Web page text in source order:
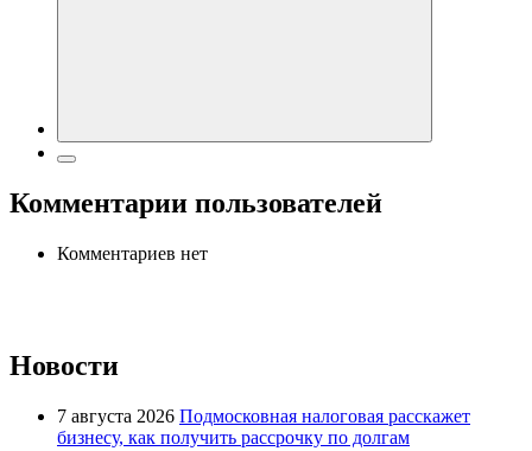
Комментарии пользователей
Комментариев нет
Новости
7 августа 2026 Подмосковная налоговая расскажет
бизнесу, как получить рассрочку по долгам